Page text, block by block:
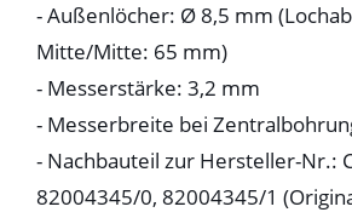
- Außenlöcher: Ø 8,5 mm
Mitte/Mitte: 65 mm)
- Messerstärke: 3,2 mm
- Messerbreite bei
- Nachbauteil zur Hersteller-Nr.:
82004345/0, 82004345/1